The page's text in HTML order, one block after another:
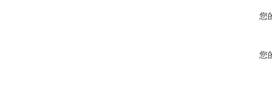
您
您